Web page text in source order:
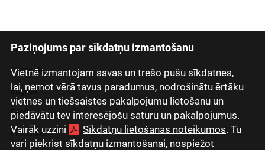
Paziņojums par sīkdatņu izmantošanu
Vietnē izmantojam savas un trešo pušu sīkdatnes,
lai, ņemot vērā tavus paradumus, nodrošinātu ērtāku
vietnes un tiešsaistes pakalpojumu lietošanu un
piedāvātu tev interesējošu saturu un pakalpojumus.
Vairāk uzzini
Sīkdatņu lietošanas noteikumos. Tu
vari piekrist sīkdatņu izmantošanai, nospiežot
Latviski
Русский
English
Eesti
Lietuviškai